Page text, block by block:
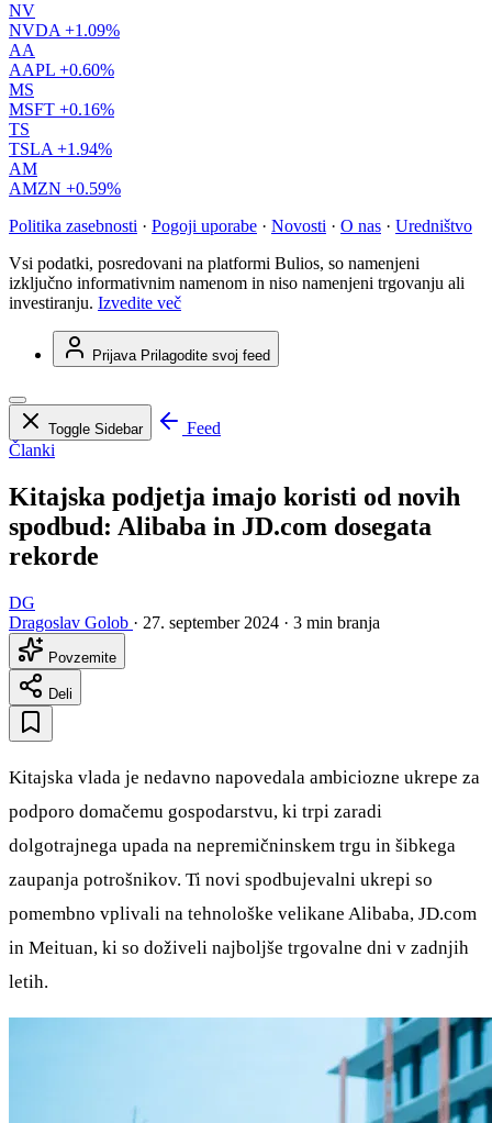
NV
NVDA +1.09%
AA
AAPL +0.60%
MS
MSFT +0.16%
TS
TSLA +1.94%
AM
AMZN +0.59%
Politika zasebnosti · Pogoji uporabe · Novosti · O nas · Uredništvo
Vsi podatki, posredovani na platformi Bulios, so namenjeni
izključno informativnim namenom in niso namenjeni trgovanju ali
investiranju. Izvedite več
Prijava Prilagodite svoj feed
Toggle Sidebar
Feed
Članki
Kitajska podjetja imajo koristi od novih
spodbud: Alibaba in JD.com dosegata
rekorde
DG
Dragoslav Golob · 27. september 2024 · 3 min branja
Povzemite
Deli
Kitajska vlada je nedavno napovedala ambiciozne ukrepe za
podporo domačemu gospodarstvu, ki trpi zaradi
dolgotrajnega upada na nepremičninskem trgu in šibkega
zaupanja potrošnikov. Ti novi spodbujevalni ukrepi so
pomembno vplivali na tehnološke velikane Alibaba, JD.com
in Meituan, ki so doživeli najboljše trgovalne dni v zadnjih
letih.